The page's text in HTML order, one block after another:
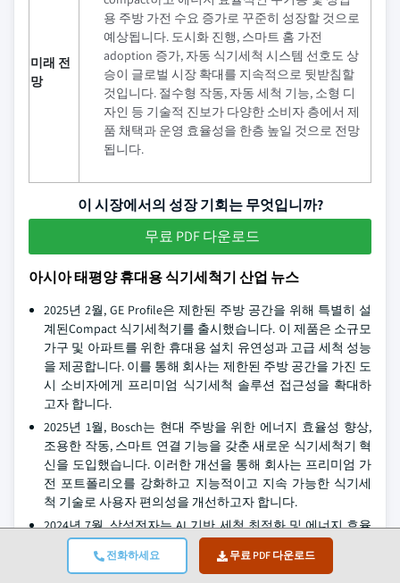
전화하세요 무료 PDF 다운로드
미래 전
망
용 주방 가전 수요 증가로 꾸준히 성장할 것으로
예상됩니다. 도시화 진행, 스마트 홈 가전
adoption 증가, 자동 식기세척 시스템 선호도 상
승이 글로벌 시장 확대를 지속적으로 뒷받침할
것입니다. 절수형 작동, 자동 세척 기능, 소형 디
자인 등 기술적 진보가 다양한 소비자 층에서 제
품 채택과 운영 효율성을 한층 높일 것으로 전망
됩니다.
이 시장에서의 성장 기회는 무엇입니까?
무료 PDF 다운로드
아시아 태평양 휴대용 식기세척기 산업 뉴스
2025년 2월, GE Profile은 제한된 주방 공간을 위해 특별히 설
계된Compact 식기세척기를 출시했습니다. 이 제품은 소규모
가구 및 아파트를 위한 휴대용 설치 유연성과 고급 세척 성능
을 제공합니다. 이를 통해 회사는 제한된 주방 공간을 가진 도
시 소비자에게 프리미엄 식기세척 솔루션 접근성을 확대하
고자 합니다.
2025년 1월, Bosch는 현대 주방을 위한 에너지 효율성 향상,
조용한 작동, 스마트 연결 기능을 갖춘 새로운 식기세척기 혁
신을 도입했습니다. 이러한 개선을 통해 회사는 프리미엄 가
전 포트폴리오를 강화하고 지능적이고 지속 가능한 식기세
척 기술로 사용자 편의성을 개선하고자 합니다.
2024년 7월, 삼성전자는 AI 기반 세척 최적화 및 에너지 효율
적 세척 기술을 특징으로 하는 새로운 Bespoke 식기세척기
라인업을 대한민국에 출시했습니다. 이를 통해 회사는 스마